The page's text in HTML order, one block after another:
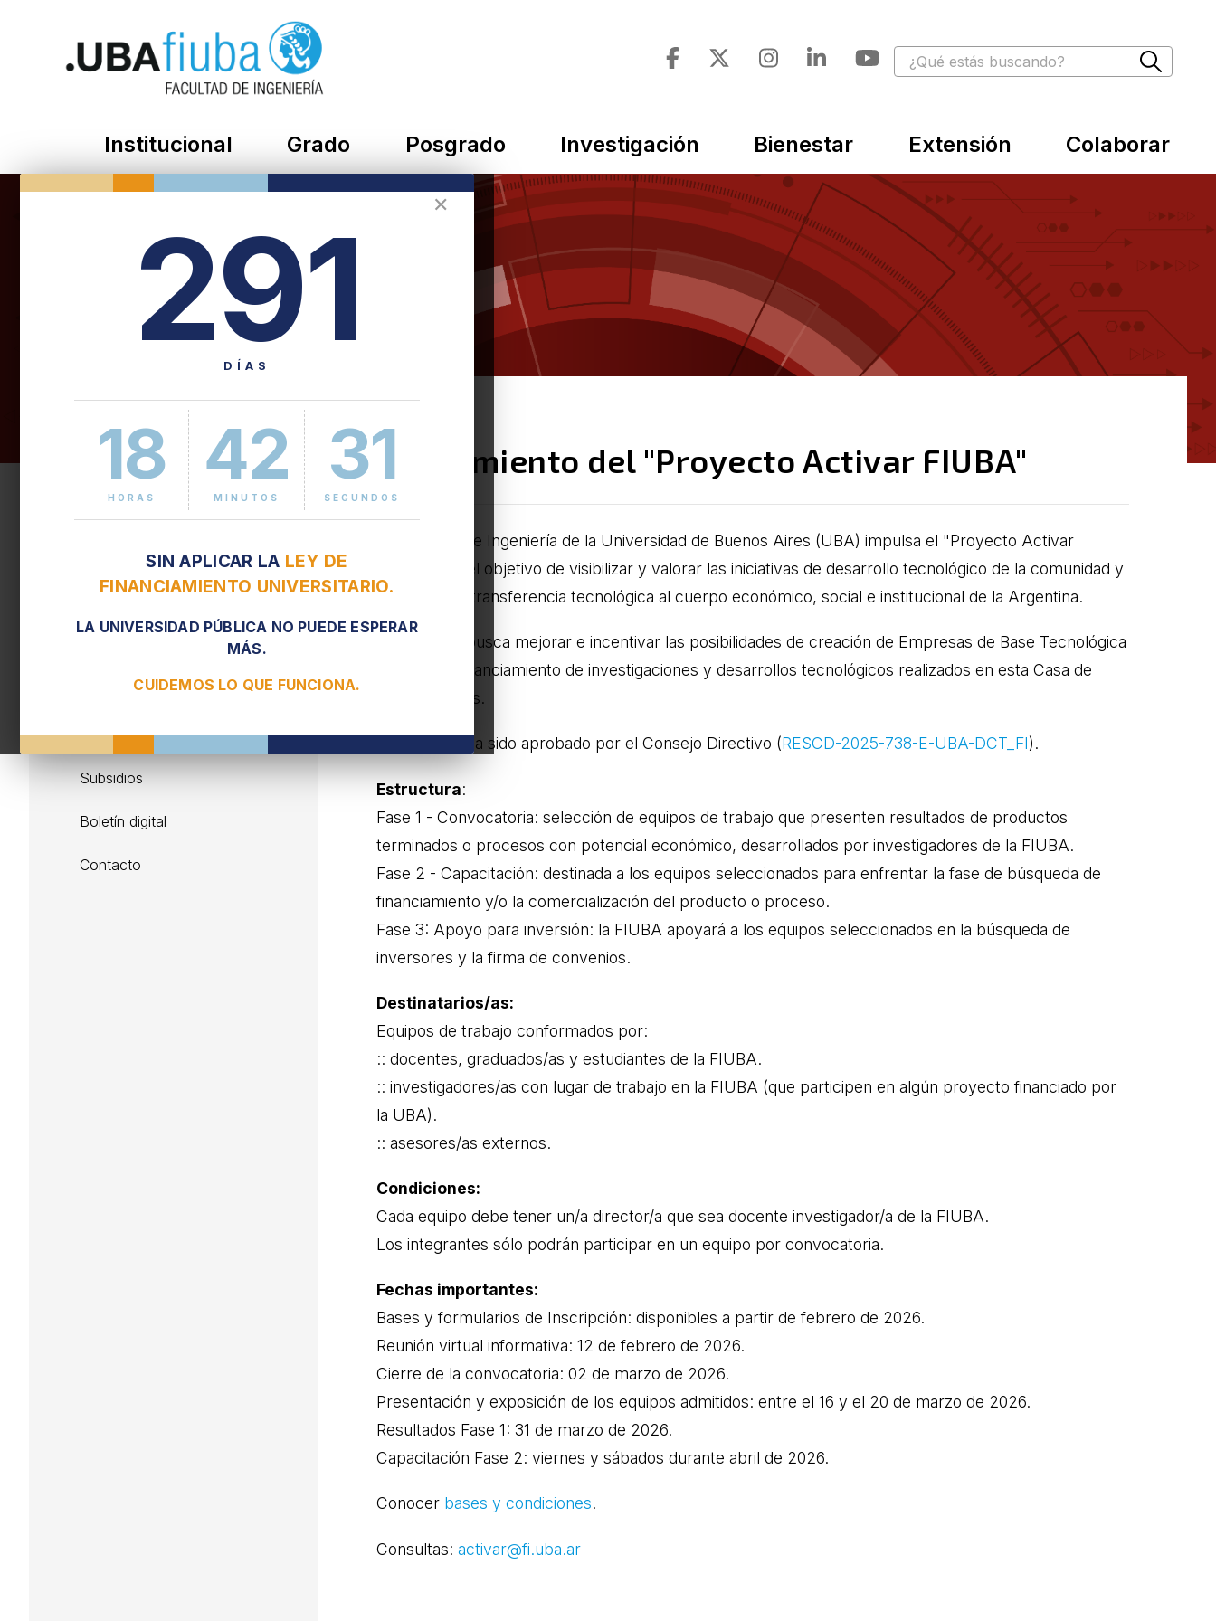
Institucional Grado Posgrado Investigación Bienestar Extensión Colaborar
✕
291
DÍAS
18
HORAS
42
MINUTOS
32
SEGUNDOS
SIN APLICAR LA LEY DE
FINANCIAMIENTO UNIVERSITARIO.
LA UNIVERSIDAD PÚBLICA NO PUEDE ESPERAR
MÁS.
CUIDEMOS LO QUE FUNCIONA.
Misión
Proyecto Activar FIUBA
Relaciones internacionales
Maestrías
Para investigadores
Subsidios
Boletín digital
Contacto
Lanzamiento del "Proyecto Activar FIUBA"
La Facultad de Ingeniería de la Universidad de Buenos Aires (UBA) impulsa el "Proyecto Activar
FIUBA" con el objetivo de visibilizar y valorar las iniciativas de desarrollo tecnológico de la comunidad y
promover la transferencia tecnológica al cuerpo económico, social e institucional de la Argentina.
El proyecto busca mejorar e incentivar las posibilidades de creación de Empresas de Base Tecnológica
(EBT) y de financiamiento de investigaciones y desarrollos tecnológicos realizados en esta Casa de
Altos Estudios.
El proyecto ha sido aprobado por el Consejo Directivo (RESCD-2025-738-E-UBA-DCT_FI).
Estructura:
Fase 1 - Convocatoria: selección de equipos de trabajo que presenten resultados de productos
terminados o procesos con potencial económico, desarrollados por investigadores de la FIUBA.
Fase 2 - Capacitación: destinada a los equipos seleccionados para enfrentar la fase de búsqueda de
financiamiento y/o la comercialización del producto o proceso.
Fase 3: Apoyo para inversión: la FIUBA apoyará a los equipos seleccionados en la búsqueda de
inversores y la firma de convenios.
Destinatarios/as:
Equipos de trabajo conformados por:
:: docentes, graduados/as y estudiantes de la FIUBA.
:: investigadores/as con lugar de trabajo en la FIUBA (que participen en algún proyecto financiado por
la UBA).
:: asesores/as externos.
Condiciones:
Cada equipo debe tener un/a director/a que sea docente investigador/a de la FIUBA.
Los integrantes sólo podrán participar en un equipo por convocatoria.
Fechas importantes:
Bases y formularios de Inscripción: disponibles a partir de febrero de 2026.
Reunión virtual informativa: 12 de febrero de 2026.
Cierre de la convocatoria: 02 de marzo de 2026.
Presentación y exposición de los equipos admitidos: entre el 16 y el 20 de marzo de 2026.
Resultados Fase 1: 31 de marzo de 2026.
Capacitación Fase 2: viernes y sábados durante abril de 2026.
Conocer bases y condiciones.
Consultas: activar@fi.uba.ar